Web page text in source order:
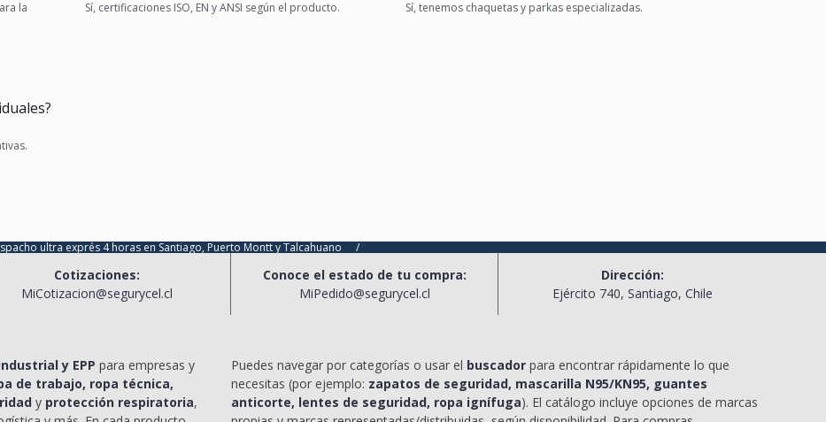
la
Sí, certificaciones ISO, EN y ANSI según el producto. Sí, tenemos chaquetas y parkas especializadas.
exprés 4 horas en Santiago, Puerto Montt y Talcahuano /
Cotizaciones:
MiCotizacion@segurycel.cl
Conoce el estado de tu compra:
MiPedido@segurycel.cl
Dirección:
Ejército 740, Santiago, Chile
y EPP para empresas y
de trabajo, ropa técnica,
y protección respiratoria,
Puedes navegar por categorías o usar el buscador para encontrar rápidamente lo que
necesitas (por ejemplo: zapatos de seguridad, mascarilla N95/KN95, guantes
anticorte, lentes de seguridad, ropa ignífuga). El catálogo incluye opciones de marcas